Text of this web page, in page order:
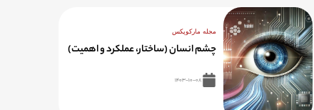
مجله مارکوپکس
چشم انسان (ساختار، عملکرد و اهمیت)